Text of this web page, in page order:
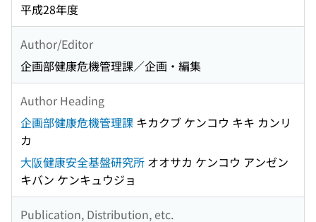
平成28年度
Author/Editor
企画部健康危機管理課／企画・編集
Author Heading
企画部健康危機管理課 キカクブ ケンコウ キキ カンリ
カ
大阪健康安全基盤研究所 オオサカ ケンコウ アンゼン
キバン ケンキュウジョ
Publication, Distribution, etc.